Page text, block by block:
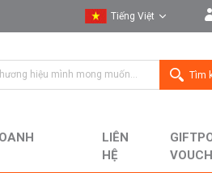
Tiếng Việt
English
Tìm
LIÊN
HỆ